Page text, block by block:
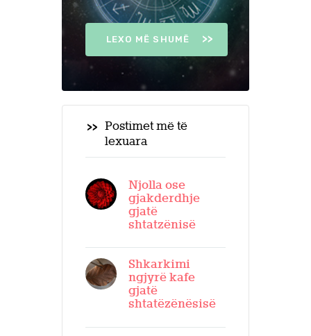
LEXO MË SHUMË
Postimet më të
lexuara
Njolla ose
gjakderdhje
gjatë
shtatzënisë
Shkarkimi
ngjyrë kafe
gjatë
shtatëzënësisë